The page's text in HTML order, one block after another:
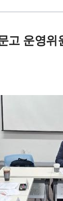
고 운영위